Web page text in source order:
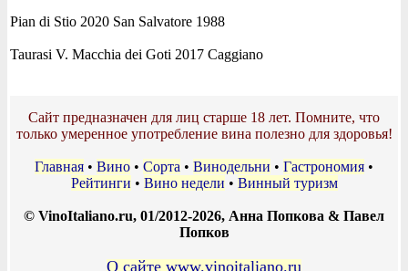
Pian di Stio 2020 San Salvatore 1988
Taurasi V. Macchia dei Goti 2017 Caggiano
Сайт предназначен для лиц старше 18 лет. Помните, что
только умеренное употребление вина полезно для здоровья!
Главная • Вино • Сорта • Винодельни • Гастрономия •
Рейтинги • Вино недели • Винный туризм
© VinoItaliano.ru, 01/2012-2026, Анна Попкова & Павел
Попков
О сайте www.vinoitaliano.ru